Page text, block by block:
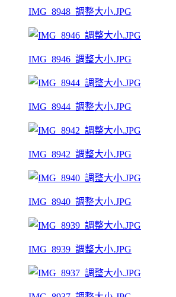
IMG_8948_調整大小.JPG
IMG_8946_調整大小.JPG
IMG_8944_調整大小.JPG
IMG_8942_調整大小.JPG
IMG_8940_調整大小.JPG
IMG_8939_調整大小.JPG